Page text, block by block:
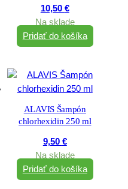
10,50 €
Na sklade
Pridať do košíka
ALAVIS Šampón
chlorhexidin 250 ml
9,50 €
Na sklade
Pridať do košíka